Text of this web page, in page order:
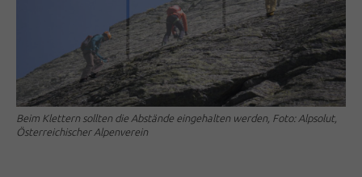
Beim Klettern sollten die Abstände eingehalten werden, Foto: Alpsolut,
Österreichischer Alpenverein